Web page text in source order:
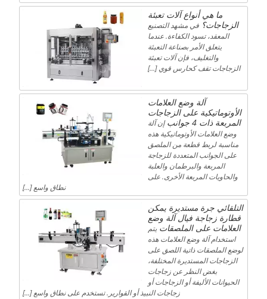
ما هي أنواع آلات تعبئة
الزجاجات؟ في مشهد التصنيع
المعقد، تسود الكفاءة. عندما
يتعلق الأمر بصناعة التعبئة
والتغليف، فإن آلات تعبئة
الزجاجات تقف كحارس قوي […]
آلة وضع العلامات
الأوتوماتيكية على الزجاجات
المربعة ذات 4 جوانب
إن آلة
وضع العلامات الأوتوماتيكية هذه
مناسبة لربط قطعة من الملصق
على الجوانب المتعددة للزجاجة
المربعة والبرطمان والعلبة
والحاويات المربعة الأخرى. على
نطاق واسع […]
التلقائي جرة مستديرة يمكن
قطارة زجاجة فيال آلة وضع
العلامات على الملصقات يتم
استخدام آلة وضع العلامات هذه
لوضع الملصقات ذاتية اللصق على
الزجاجات المستديرة المختلفة،
بغض النظر عن زجاجات
الحيوانات الأليفة أو الزجاجات أو
زجاجات النبيذ أو القوارير. تستخدم على نطاق واسع […]